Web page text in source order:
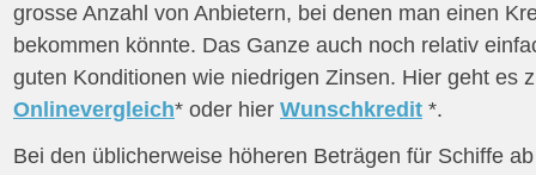
grosse Anzahl von Anbietern, bei denen man einen
bekommen könnte. Das Ganze auch noch relativ
guten Konditionen wie niedrigen Zinsen. Hier geht es
Onlinevergleich* oder hier Wunschkredit *.
Bei den üblicherweise höheren Beträgen für Schiffe